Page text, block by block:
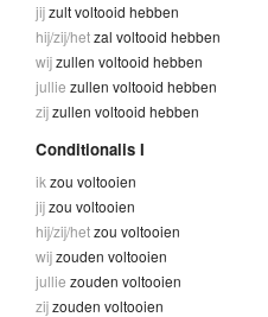
jijzult voltooid hebben
hij/zij/hetzal voltooid hebben
wijzullen voltooid hebben
jullie zullen voltooid hebben
zijzullen voltooid hebben
Conditionalis I
ik zou voltooien
jijzou voltooien
hij/zij/hetzou voltooien
wijzouden voltooien
jullie zouden voltooien
zijzouden voltooien